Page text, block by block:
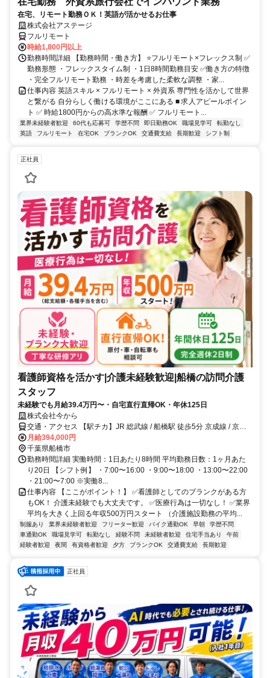
在宅、リモート勤務ＯＫ！英語が活かせるお仕事
株式会社アステージ
フルリモート
時給1,800円以上
勤務時間詳細 【勤務時間・働き方】 ⭐フルリモート×フレックス制 ✅
勤務形態 ・フレックスタイム制 ・1日8時間勤務目安 ✅働き方の特徴
・完全フルリモート勤務 ・時差を考慮した柔軟な調整 ・家...
仕事内容 英語スキル × フルリモート × 外資系 専門性を活かして世界
と繋がる 自分らしく働ける環境がここにある ■ 求人アピールポイン
ト ✅ 時給1800円からの高水準な報酬 ✅ フルリモート...
業界未経験者歓迎 60代も応募可 学歴不問 即日勤務OK 職場見学可
転勤なし
英語
フルリモート 在宅OK ブランクOK 交通費支給 長期歓迎 シフト制
正社員
看護師資格を活かす|介護未経験歓迎|船橋の訪問介護
スタッフ
未経験でも月給39.4万円〜・自宅直行直帰OK・年休125日
株式会社今から
交通・アクセス 【駅チカ】JR 総武線 / 船橋駅 徒歩5分 京成線 / 京成
船橋駅 徒歩3分◎原付バイク・車・自転車通勤可
月給394,000円
千葉県船橋市
勤務時間詳細 実働時間：1日あたり8時間 平均勤務日数：1ヶ月あた
り20日 【シフト例】 ・7:00〜16:00 ・9:00〜18:00 ・13:00〜22:00
・21:00〜7:00 ※実働8...
仕事内容 【ここがポイント！】 ✅看護師としてのブランクがある方
もOK！ 介護未経験でも大丈夫です。 ✅医療行為は一切なし！ ✅業界
平均を大きく上回る年収500万円スタート （介護施設勤務の平均...
制服あり 業界未経験者歓迎 フリーター歓迎 バイク通勤OK 早朝
学歴不問
車通勤OK
職場見学可 転勤なし 経験不問 未経験者歓迎 住宅手当あり
午前
経験者歓迎
夜間 有資格者歓迎 夕方 ブランクOK 交通費支給 長期歓迎
正社員